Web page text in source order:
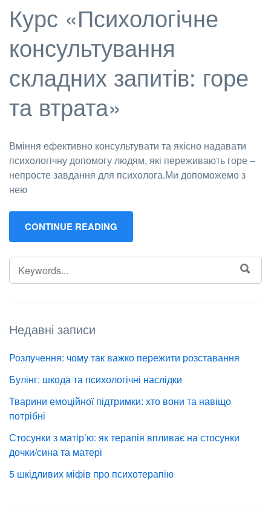
Курс «Психологічне
консультування
складних запитів: горе
та втрата»
Вміння ефективно консультувати та якісно надавати
психологічну допомогу людям, які переживають горе –
непросте завдання для психолога.Ми допоможемо з
нею
CONTINUE READING
SEARCH
FOR:
Недавні записи
Розлучення: чому так важко пережити розставання
Булінг: шкода та психологічні наслідки
Тварини емоційної підтримки: хто вони та навіщо
потрібні
Стосунки з матір’ю: як терапія впливає на стосунки
дочки/сина та матері
5 шкідливих міфів про психотерапію